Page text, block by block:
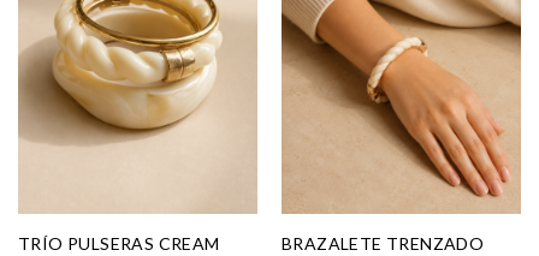
TRÍO PULSERAS CREAM
BRAZALETE TRENZADO